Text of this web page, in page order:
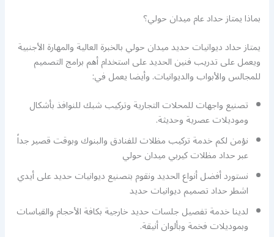
بماذا يمتاز حداد عام ميدان حولي؟
يمتاز حداد ديوانيات حديد ميدان حولي بالخبرة العالية والمهارة الأجنبية
ويعمل على تدريب فنين الحديد على استخدام أهم برامج التصميم
للمجالس والأبواب والديوانيات. وأيضا يعمل في:
تصنيع واجهات للمحلات التجارية وتركيب شبك للنوافذ بأشكال
وموديلات عصرية وحديثة.
نؤمن لكم خدمة تركيب مظلات للفنادق والبنوك وبوقت قصير جداً
عبر حداد مظلات كيربي ميدان حولي
نستورد أفضل أنواع الحديد ونقوم بتصنيع ديوانيات حديد على أيدي
اشطر حداد تصميم ديوانيات حديد
لدينا خدمة تفصيل جلسات حديد خارجية بكافة الأحجام والقياسات
وبموديلات فخمة وبألوان أنيقة.